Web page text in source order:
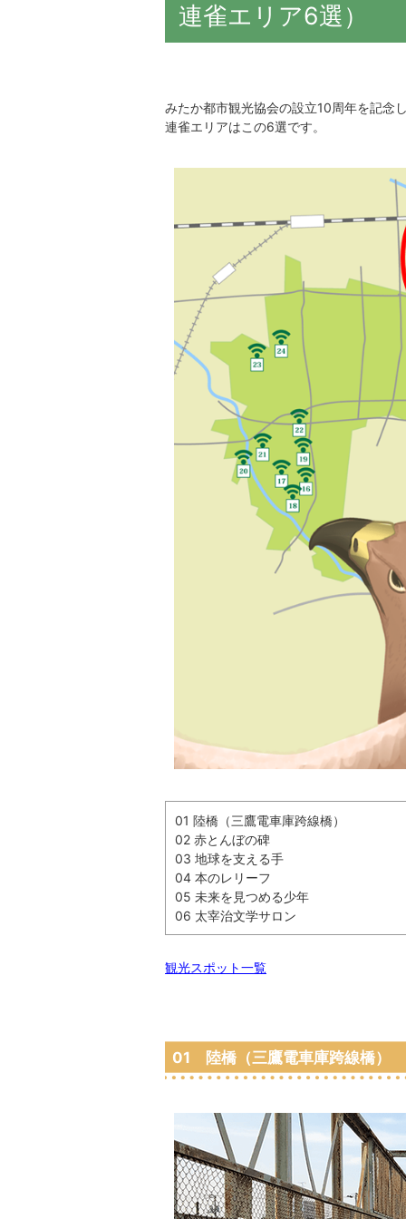
連雀エリア6選）
みたか都市観光協会の設立10周年を記念
連雀エリアはこの6選です。
01 陸橋（三鷹電車庫跨線橋）
02 赤とんぼの碑
03 地球を支える手
04 本のレリーフ
05 未来を見つめる少年
06 太宰治文学サロン
観光スポット一覧
01 陸橋（三鷹電車庫跨線橋）